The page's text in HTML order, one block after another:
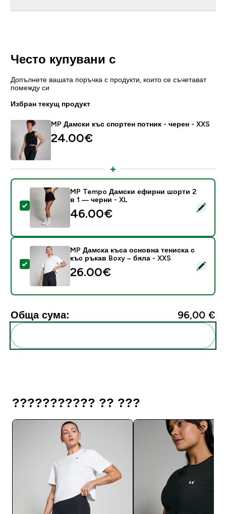
Често купувани с
Допълнете вашата поръчка с продукти, които се съчетават
помежду си
Избран текущ продукт
MP Дамски къс спортен потник - черен - XXS
24.00€‎
Select this product - MP Tempo Дамски ефирни
MP Tempo Дамски ефирни шорти 2
в 1 — черни - XL
46.00€‎
Select this product - MP Дамска къса основна
MP Дамска къса основна тениска с
къс ръкав Boxy – бяла - XXS
26.00€‎
Обща сума: 96,00 €‎
??????????? ?? ???